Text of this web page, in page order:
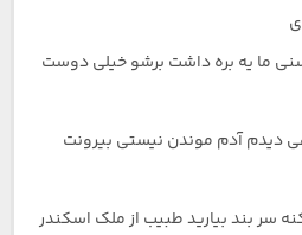
ما یه بره داشت برشو خیلی دوست
آدم موندن نیستی بیرونت
سر بند بیارید طبیب از ملک اسکندر